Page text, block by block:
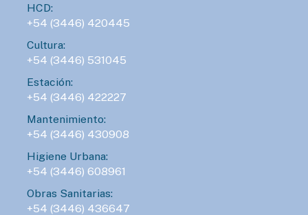
HCD:
+54 (3446) 420445
Cultura:
+54 (3446) 531045
Estación:
+54 (3446) 422227
Mantenimiento:
+54 (3446) 430908
Higiene Urbana:
+54 (3446) 608961
Obras Sanitarias:
+54 (3446) 436647